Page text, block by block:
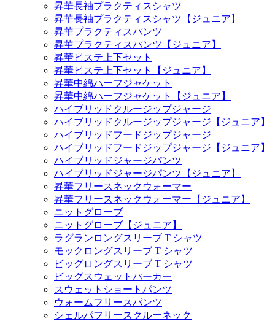
昇華長袖プラクティスシャツ
昇華長袖プラクティスシャツ【ジュニア】
昇華プラクティスパンツ
昇華プラクティスパンツ【ジュニア】
昇華ピステ上下セット
昇華ピステ上下セット【ジュニア】
昇華中綿ハーフジャケット
昇華中綿ハーフジャケット【ジュニア】
ハイブリッドクルージップジャージ
ハイブリッドクルージップジャージ【ジュニア】
ハイブリッドフードジップジャージ
ハイブリッドフードジップジャージ【ジュニア】
ハイブリッドジャージパンツ
ハイブリッドジャージパンツ【ジュニア】
昇華フリースネックウォーマー
昇華フリースネックウォーマー【ジュニア】
ニットグローブ
ニットグローブ【ジュニア】
ラグランロングスリーブ T シャツ
モックロングスリーブ T シャツ
ビッグロングスリーブ T シャツ
ビッグスウェットパーカー
スウェットショートパンツ
ウォームフリースパンツ
シェルパフリースクルーネック